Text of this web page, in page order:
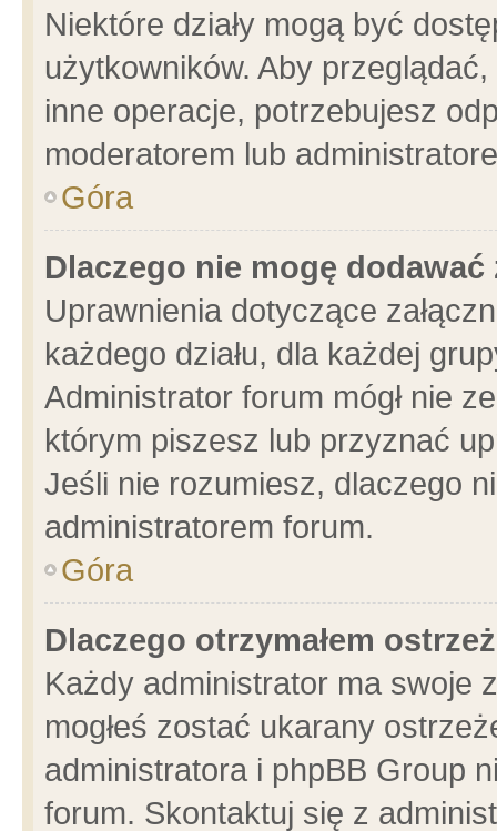
Niektóre działy mogą być
użytkowników. Aby
inne operacje, potrzebujesz
moderatorem lub
Góra
Dlaczego nie mogę dodawać
Uprawnienia dotyczące
każdego działu, dla każdej
Administrator forum mógł nie
którym piszesz lub przyznać
Jeśli nie rozumiesz, dlaczego
administratorem forum.
Góra
Dlaczego otrzymałem
Każdy administrator ma swoje
mogłeś zostać ukarany
administratora i phpBB Group
forum. Skontaktuj się z